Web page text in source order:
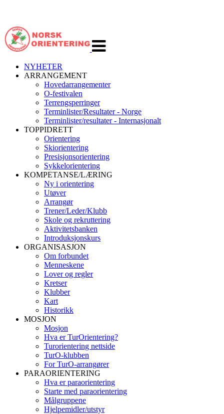
navigasjon
NYHETER
ARRANGEMENT
Hovedarrangementer
O-festivalen
Terrengsperringer
Terminlister/Resultater - Norge
Terminlister/resultater - Internasjonalt
TOPPIDRETT
Orientering
Skiorientering
Presisjonsorientering
Sykkelorientering
KOMPETANSE/LÆRING
Ny i orientering
Utøver
Arrangør
Trener/Leder/Klubb
Skole og rekruttering
Aktivitetsbanken
Introduksjonskurs
ORGANISASJON
Om forbundet
Menneskene
Lover og regler
Kretser
Klubber
Kart
Historikk
MOSJON
Mosjon
Hva er TurOrientering?
Turorientering nettside
TurO-klubben
For TurO-arrangører
PARAORIENTERING
Hva er paraorientering
Starte med paraorientering
Målgruppene
Hjelpemidler/utstyr